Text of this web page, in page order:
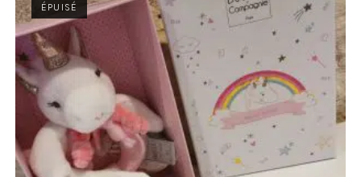
ÉPUISÉ